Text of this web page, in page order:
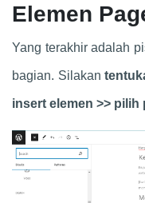
Elemen
Yang terakhir adalah
bagian. Silakan
insert elemen >> pilih